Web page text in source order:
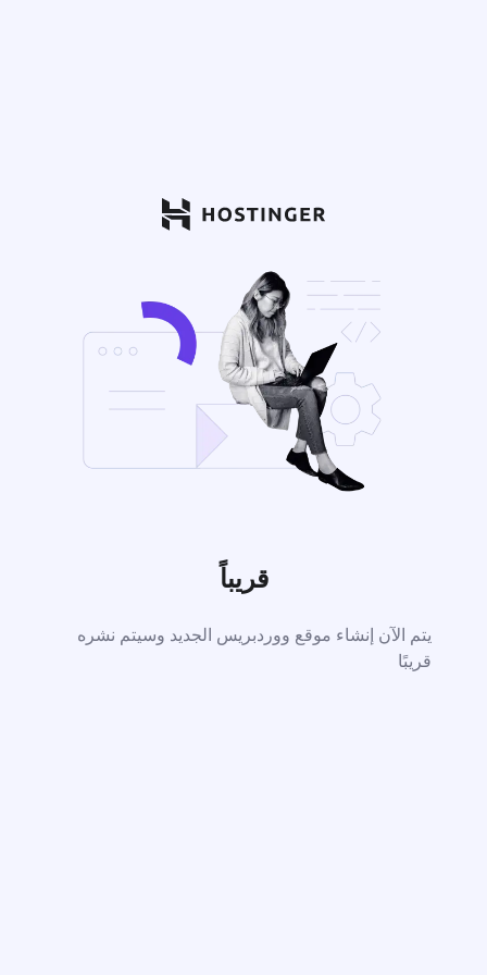
قريباً
يتم الآن إنشاء موقع ووردبريس الجديد وسيتم نشره
قريبًا